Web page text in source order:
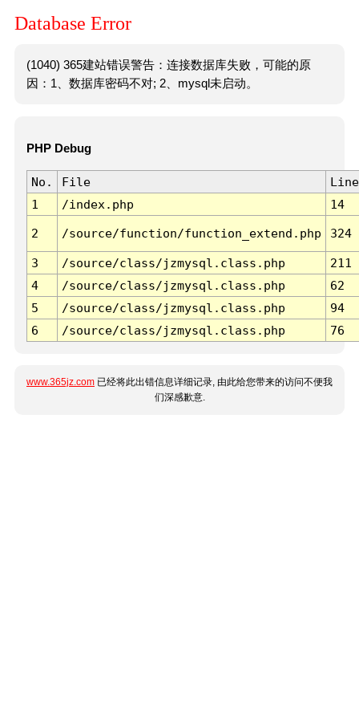
Database Error
(1040) 365建站错误警告：连接数据库失败，可能的原
因：1、数据库密码不对; 2、mysql未启动。
PHP Debug
No. File
Line
1
/index.php 14
2 /source/function/function_extend.php 324
3 /source/class/jzmysql.class.php
211
4
/source/class/jzmysql.class.php
62
5
/source/class/jzmysql.class.php
94
6
/source/class/jzmysql.class.php 76
www.365jz.com 已经将此出错信息详细记录, 由此给您带来的访问不便我
们深感歉意.